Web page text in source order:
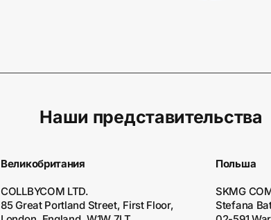
Наши представительства
Великобритания
COLLBYCOM LTD.
85 Great Portland Street, First Floor,
Польша
SKMG
Stefana